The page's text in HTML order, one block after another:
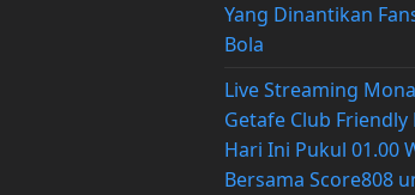
Yang Dinantikan
Bola
Live Streaming
Getafe Club Friendly
Hari Ini Pukul 01.00
Bersama Score808